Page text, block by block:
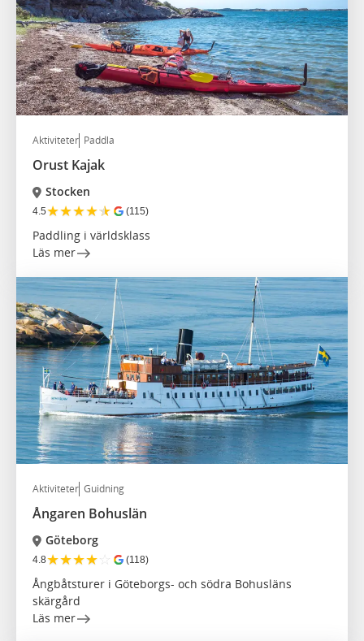
Aktiviteter Paddla
Orust Kajak
Stocken
4.5★★★★★ (115)
Paddling i världsklass
Läs mer
Aktiviteter Guidning
Ångaren Bohuslän
Göteborg
4.8★★★★☆ (118)
Ångbåtsturer i Göteborgs- och södra Bohusläns
skärgård
Läs mer